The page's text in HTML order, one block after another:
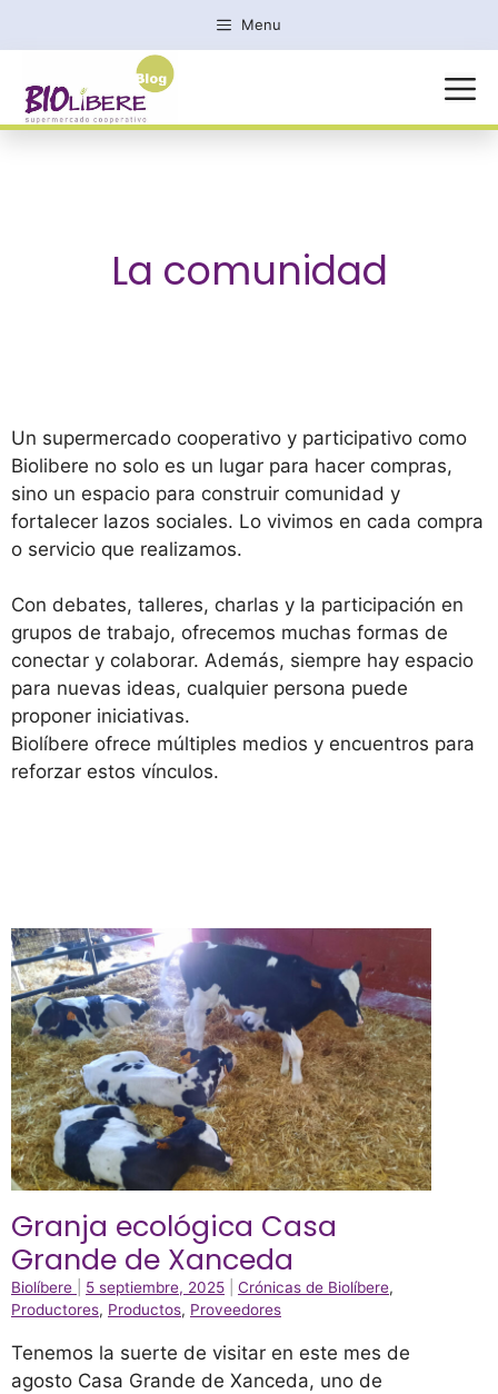
Menu
MENÚ
La comunidad
Un supermercado cooperativo y participativo como
Biolibere no solo es un lugar para hacer compras,
sino un espacio para construir comunidad y
fortalecer lazos sociales. Lo vivimos en cada compra
o servicio que realizamos.
Con debates, talleres, charlas y la participación en
grupos de trabajo, ofrecemos muchas formas de
conectar y colaborar. Además, siempre hay espacio
para nuevas ideas, cualquier persona puede
proponer iniciativas.
Biolíbere ofrece múltiples medios y encuentros para
reforzar estos vínculos.
Granja ecológica Casa
Grande de Xanceda
Biolíbere 5 septiembre, 2025 Crónicas de Biolíbere,
Productores, Productos, Proveedores
Tenemos la suerte de visitar en este mes de
agosto Casa Grande de Xanceda, uno de